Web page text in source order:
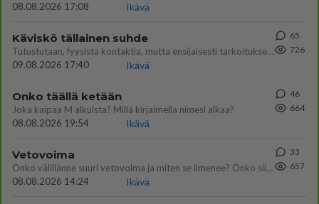
08.08.2026 17:08 Ikävä
Käviskö tällainen suhde
Tutustutaan, fyysistä kontaktia, mutta ensijaisesti tarkoituksena ei ole aloittaa mitään virallista tai rikkoa mitään? E
09.08.2026 17:40
Ikävä
65
726
Onko täällä ketään
Joka kaipaa M alkuista? Millä kirjaimella nimesi alkaa?
08.08.2026 19:54
Ikävä
46
664
Vetovoima
Onko välillänne suuri vetovoima ja miten se ilmenee? Onko siitä haittaa?
08.08.2026 14:24
Ikävä
33
657